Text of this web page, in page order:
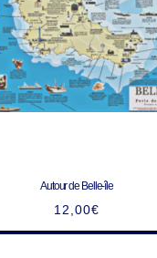
Autour de Belle-île
12,00€